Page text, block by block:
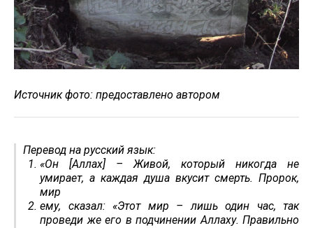
Источник фото: предоставлено автором
Перевод на русский язык:
«Он [Аллах] – Живой, который никогда не
умирает, а каждая душа вкусит смерть. Пророк,
мир
ему, сказал: «Этот мир – лишь один час, так
проведи же его в подчинении Аллаху. Правильно